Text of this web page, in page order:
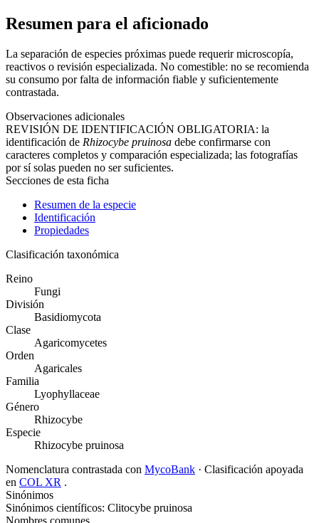
Resumen para el aficionado
La separación de especies próximas puede requerir microscopía,
reactivos o revisión especializada. No comestible: no se recomienda
su consumo por falta de información fiable y suficientemente
contrastada.
Observaciones adicionales
REVISIÓN DE IDENTIFICACIÓN OBLIGATORIA: la
identificación de Rhizocybe pruinosa debe confirmarse con
caracteres completos y comparación especializada; las fotografías
por sí solas pueden no ser suficientes.
Secciones de esta ficha
Resumen de la especie
Identificación
Propiedades
Clasificación taxonómica
Reino
Fungi
División
Basidiomycota
Clase
Agaricomycetes
Orden
Agaricales
Familia
Lyophyllaceae
Género
Rhizocybe
Especie
Rhizocybe pruinosa
Nomenclatura contrastada con MycoBank · Clasificación apoyada
en COL XR .
Sinónimos
Sinónimos científicos: Clitocybe pruinosa
Nombres comunes